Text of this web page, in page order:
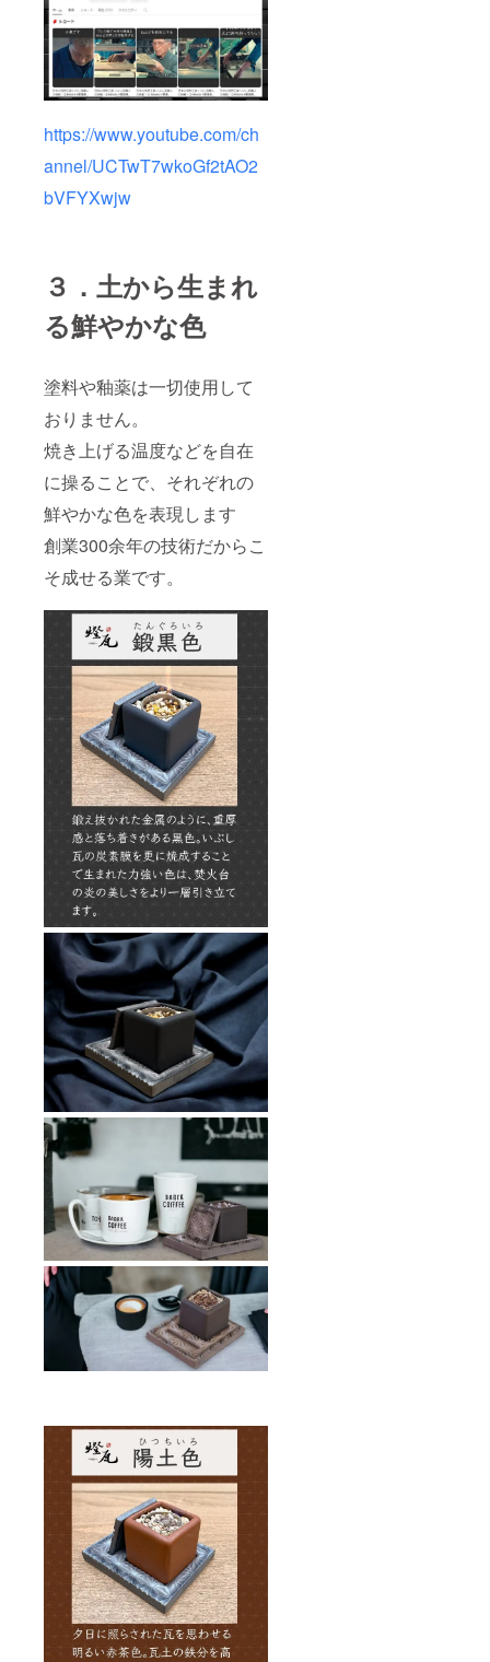
https://www.youtube.com/ch
annel/UCTwT7wkoGf2tAO2
bVFYXwjw
３．土から生まれ
る鮮やかな色
塗料や釉薬は一切使用して
おりません。
焼き上げる温度などを自在
に操ることで、それぞれの
鮮やかな色を表現します
創業300余年の技術だからこ
そ成せる業です。